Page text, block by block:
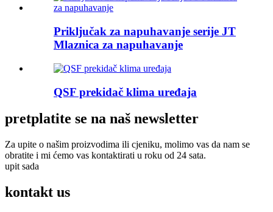
Priključak za napuhavanje serije JT
Mlaznica za napuhavanje
QSF prekidač klima uređaja
pretplatite se na naš newsletter
Za upite o našim proizvodima ili cjeniku, molimo vas da nam se
obratite i mi ćemo vas kontaktirati u roku od 24 sata.
upit sada
kontakt us